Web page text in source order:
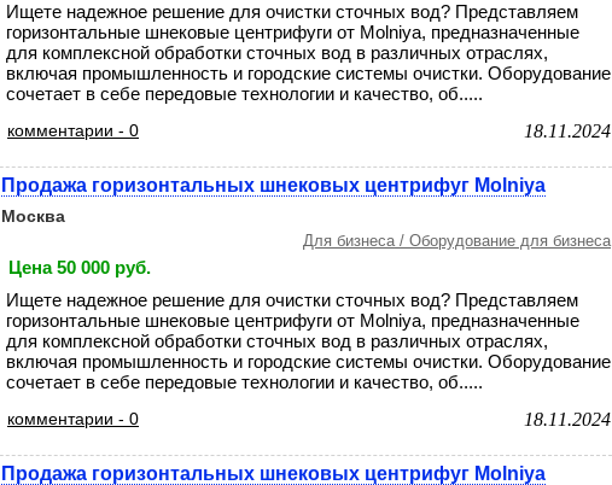
Ищете надежное решение для очистки сточных вод? Представляем
горизонтальные шнековые центрифуги от Molniya, предназначенные
для комплексной обработки сточных вод в различных отраслях,
включая промышленность и городские системы очистки. Оборудование
сочетает в себе передовые технологии и качество, об.....
комментарии - 0 18.11.2024
Продажа горизонтальных шнековых центрифуг Molniya
Москва
Для бизнеса / Оборудование для бизнеса
Цена 50 000 руб.
Ищете надежное решение для очистки сточных вод? Представляем
горизонтальные шнековые центрифуги от Molniya, предназначенные
для комплексной обработки сточных вод в различных отраслях,
включая промышленность и городские системы очистки. Оборудование
сочетает в себе передовые технологии и качество, об.....
комментарии - 0 18.11.2024
Продажа горизонтальных шнековых центрифуг Molniya